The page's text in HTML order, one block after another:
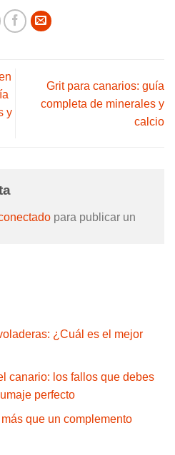
y
Grit para canarios: guía
completa de minerales y
calcio
para publicar un
¿Cuál es el mejor
canario: los fallos que debes
perfecto
que un complemento